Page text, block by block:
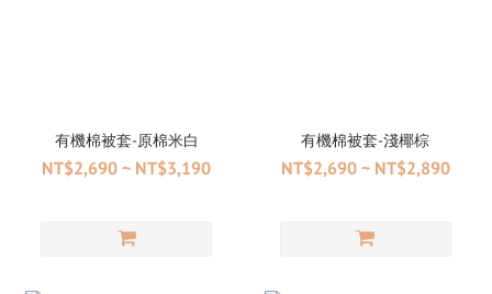
有機棉被套-原棉米白
NT$2,690 ~ NT$3,190
有機棉被套-淺椰棕
NT$2,690 ~ NT$2,890